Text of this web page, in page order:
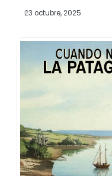
23 octubre, 2025